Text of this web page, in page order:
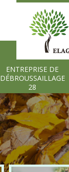
ENTREPRISE DE
DÉBROUSSAILLAGE
28